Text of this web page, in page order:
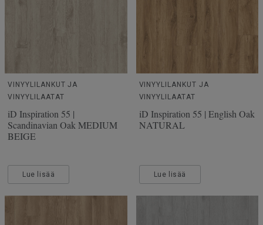
VINYYLILANKUT JA
VINYYLILAATAT
iD Inspiration 55 |
Scandinavian Oak MEDIUM
BEIGE
Lue lisää
VINYYLILANKUT JA
VINYYLILAATAT
iD Inspiration 55 | English Oak
NATURAL
Lue lisää